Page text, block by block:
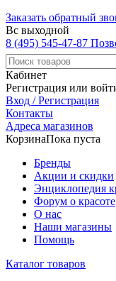
Заказать обратный
Вс выходной
8 (495) 545-47-87
Кабинет
Регистрация или
Вход / Регистрация
Контакты
Адреса магазинов
КорзинаПока пуста
Бренды
Акции и скидки
Энциклопедия
Форум о красоте
О нас
Наши магазины
Помощь
Каталог товаров